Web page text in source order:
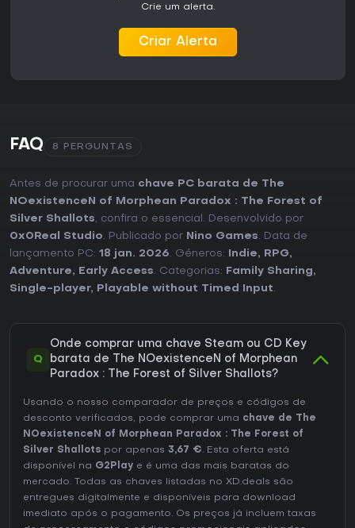
Crie um alerta.
Criar Alerta
FAQ 8 PERGUNTAS
Antes de procurar uma chave PC barata de The
NOexistenceN of Morphean Paradox : The Forest of
Silver Shallots, confira o essencial. Desenvolvido por
0x0Real Studio. Publicado por Nino Games. Data de
lançamento PC: 18 jan. 2026. Géneros: Indie, RPG,
Adventure, Early Access. Categorias: Family Sharing,
Single-player, Playable without Timed Input.
Q
Onde comprar uma chave Steam ou CD Key
barata de The NOexistenceN of Morphean
Paradox : The Forest of Silver Shallots?
Usando o nosso comparador de preços e códigos de
desconto verificados, pode comprar uma chave de The
NOexistenceN of Morphean Paradox : The Forest of
Silver Shallots por apenas 3,67 €. Esta oferta está
disponível na G2Play e é uma das mais baratas do
mercado. Todas as chaves listadas no XD.deals são
entregues digitalmente e disponíveis para download
imediato após o pagamento. Os preços já incluem taxas